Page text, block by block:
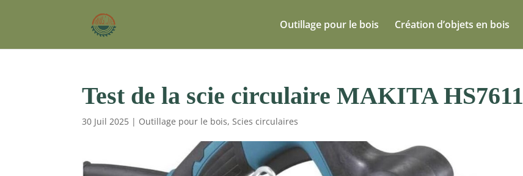
Outillage pour le bois Création d’objets en bois
Test de la scie circulaire MAKITA HS7611
30 Juil 2025 | Outillage pour le bois,Scies circulaires